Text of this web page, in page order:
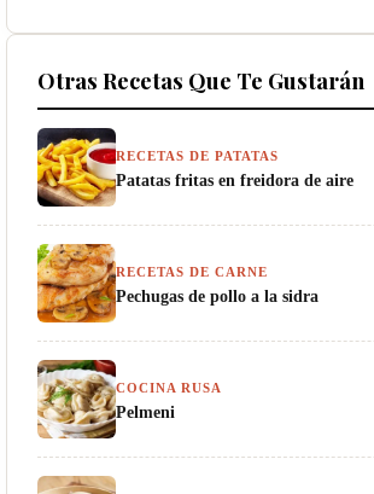
Otras Recetas Que Te Gustarán
RECETAS DE PATATAS
Patatas fritas en freidora de aire
RECETAS DE CARNE
Pechugas de pollo a la sidra
COCINA RUSA
Pelmeni